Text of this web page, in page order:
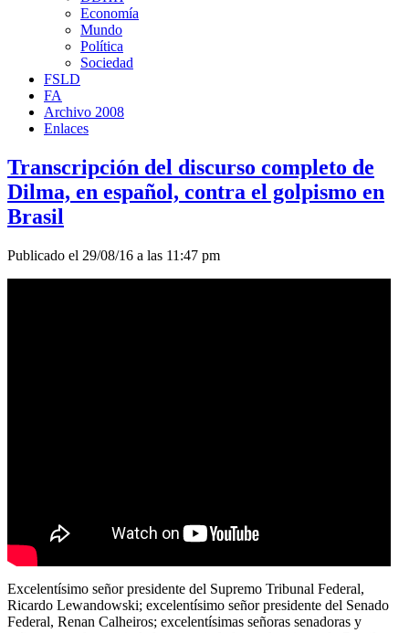
Economía
Mundo
Política
Sociedad
FSLD
FA
Archivo 2008
Enlaces
Transcripción del discurso completo de
Dilma, en español, contra el golpismo en
Brasil
Publicado el 29/08/16 a las 11:47 pm
Excelentísimo señor presidente del Supremo Tribunal Federal,
Ricardo Lewandowski; excelentísimo señor presidente del Senado
Federal, Renan Calheiros; excelentísimas señoras senadoras y